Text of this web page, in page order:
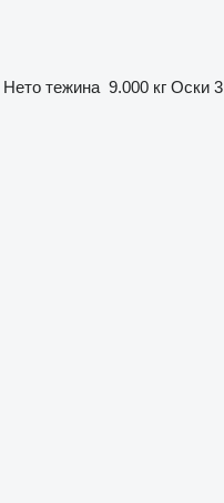
Нето тежина 9.000 кг Оски 3